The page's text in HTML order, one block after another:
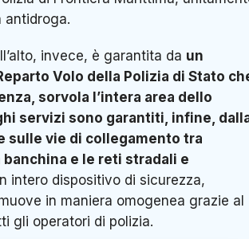
antidroga.
invece, è garantita da un
Volo della Polizia di Stato
sorvola l’intera area dello
servizi sono garantiti, infine,
sulle vie di collegamento tra
banchina e le reti stradali e
intero dispositivo di sicurezza,
in maniera omogenea grazie al
gli operatori di polizia.